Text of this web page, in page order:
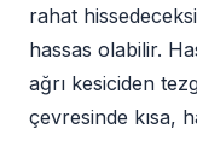
rahat
hassas olabilir.
ağrı kesiciden
çevresinde kısa,